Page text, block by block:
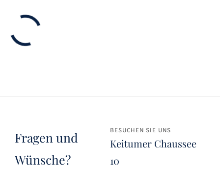
Fragen und
Wünsche?
BESUCHEN SIE UNS
Keitumer Chaussee
10